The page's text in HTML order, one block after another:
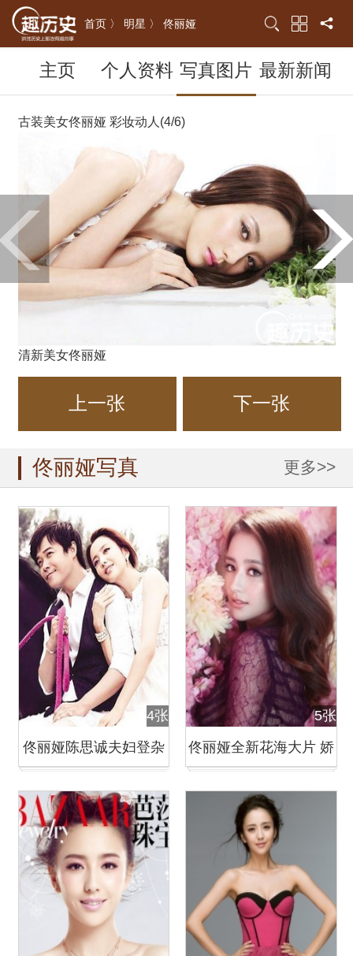
首页 〉 明星 〉 佟丽娅
主页 个人资料 写真图片 最新新闻
古装美女佟丽娅 彩妆动人(4/6)
清新美女佟丽娅
上一张 下一张
佟丽娅写真 更多>>
4张
佟丽娅陈思诚夫妇登杂
5张
佟丽娅全新花海大片 娇